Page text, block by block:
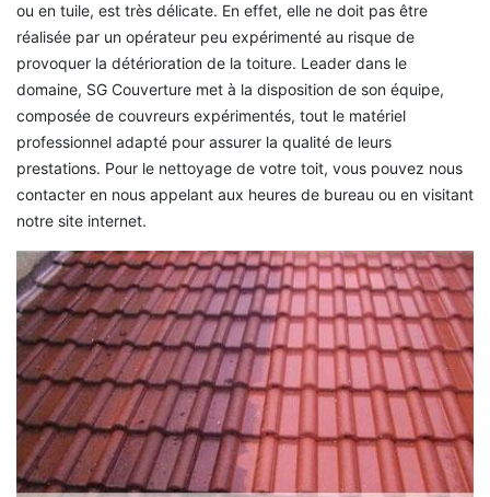
ou en tuile, est très délicate. En effet, elle ne doit pas être
réalisée par un opérateur peu expérimenté au risque de
provoquer la détérioration de la toiture. Leader dans le
domaine, SG Couverture met à la disposition de son équipe,
composée de couvreurs expérimentés, tout le matériel
professionnel adapté pour assurer la qualité de leurs
prestations. Pour le nettoyage de votre toit, vous pouvez nous
contacter en nous appelant aux heures de bureau ou en visitant
notre site internet.